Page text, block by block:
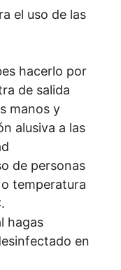
el uso de las
hacerlo por
de salida
manos y
alusiva a las
de personas
temperatura
hagas
en